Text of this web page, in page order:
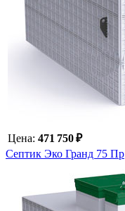
Цена: 471 750 ₽
Септик Эко Гранд 75 Пр